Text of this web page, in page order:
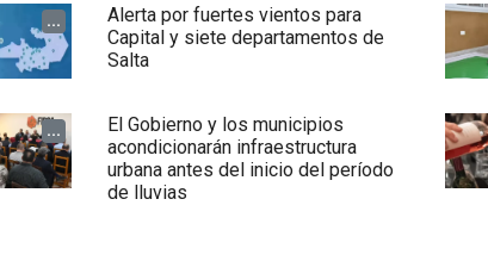
...
Alerta por fuertes vientos para
Capital y siete departamentos de
Salta
...
El Gobierno y los municipios
acondicionarán infraestructura
urbana antes del inicio del período
de lluvias